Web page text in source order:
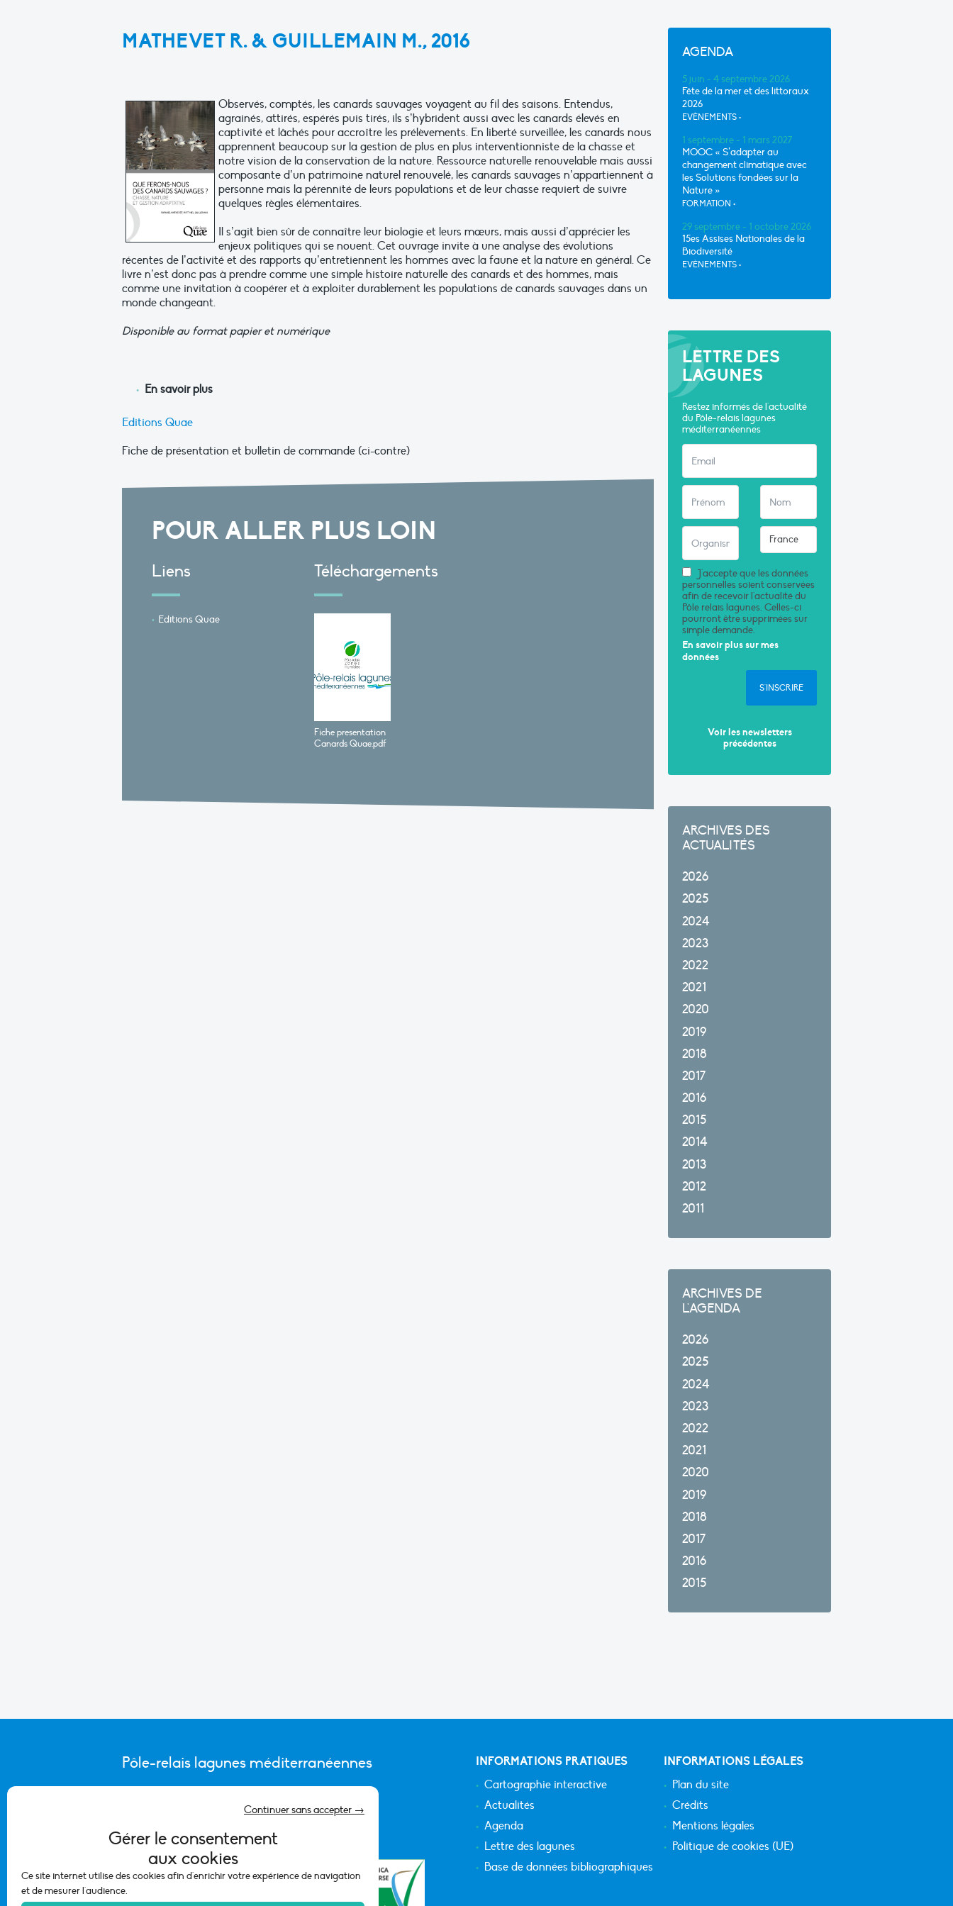
Gérer le consentement
aux cookies
Ce site internet utilise des cookies afin d'enrichir votre expérience de navigation
et de mesurer l'audience.
Continuer sans accepter →
MATHEVET R. & GUILLEMAIN M., 2016
Observés, comptés, les canards sauvages voyagent au fil des saisons. Entendus,
agrainés, attirés, espérés puis tirés, ils s’hybrident aussi avec les canards élevés en
captivité et lâchés pour accroître les prélèvements. En liberté surveillée, les canards nous
apprennent beaucoup sur la gestion de plus en plus interventionniste de la chasse et
notre vision de la conservation de la nature. Ressource naturelle renouvelable mais aussi
composante d’un patrimoine naturel renouvelé, les canards sauvages n’appartiennent à
personne mais la pérennité de leurs populations et de leur chasse requiert de suivre
quelques règles élémentaires.
Il s’agit bien sûr de connaître leur biologie et leurs mœurs, mais aussi d’apprécier les
enjeux politiques qui se nouent. Cet ouvrage invite à une analyse des évolutions
récentes de l’activité et des rapports qu’entretiennent les hommes avec la faune et la nature en général. Ce
livre n’est donc pas à prendre comme une simple histoire naturelle des canards et des hommes, mais
comme une invitation à coopérer et à exploiter durablement les populations de canards sauvages dans un
monde changeant.
Disponible au format papier et numérique
En savoir plus
Editions Quae
Fiche de présentation et bulletin de commande (ci-contre)
POUR ALLER PLUS LOIN
Liens
Editions Quae
Téléchargements
Fiche presentation
Canards Quae.pdf
AGENDA
5 juin - 4 septembre 2026
Fête de la mer et des littoraux
2026
EVÈNEMENTS •
1 septembre - 1 mars 2027
MOOC « S’adapter au
changement climatique avec
les Solutions fondées sur la
Nature »
FORMATION •
29 septembre - 1 octobre 2026
15es Assises Nationales de la
Biodiversité
EVÈNEMENTS •
LETTRE DES
LAGUNES
Restez informés de l'actualité
du Pôle-relais lagunes
méditerranéennes
J'accepte que les données
personnelles soient conservées
afin de recevoir l'actualité du
Pôle relais lagunes. Celles-ci
pourront être supprimées sur
simple demande.
En savoir plus sur mes
données
S'INSCRIRE
Voir les newsletters
précédentes
ARCHIVES DES
ACTUALITÉS
2026
2025
2024
2023
2022
2021
2020
2019
2018
2017
2016
2015
2014
2013
2012
2011
ARCHIVES DE
L'AGENDA
2026
2025
2024
2023
2022
2021
2020
2019
2018
2017
2016
2015
Pôle-relais lagunes méditerranéennes
CONTACTER L’ÉQUIPE DU PÔLE
INFORMATIONS PRATIQUES
Cartographie interactive
Actualités
Agenda
Lettre des lagunes
Base de données bibliographiques
INFORMATIONS LÉGALES
Plan du site
Crédits
Mentions légales
Politique de cookies (UE)